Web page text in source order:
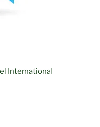
International